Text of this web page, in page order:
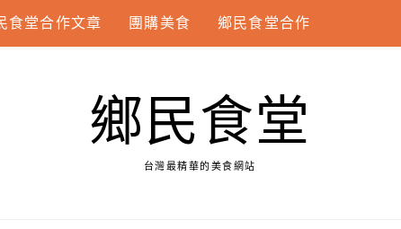
食堂合作文章 團購美食 鄉民食堂合作
鄉民食堂
台灣最精華的美食網站